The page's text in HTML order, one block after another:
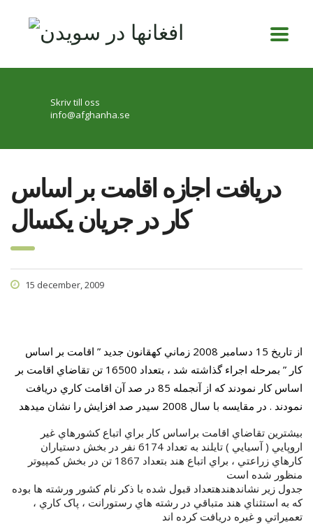
Skriv till oss
info@afghanha.se
دريافت اجازه اقامت بر اساس
کار در جريان يکسال
15 december, 2009
از تاريخ 15 دسامبر 2008 زماني کهقانون جديد ” اقامت بر اساس
کار ” بمرحله اجراء گذاشته شد ، بتعداد 16500 تن تقاضاي اقامت بر
اساس کار نمودند که از آنجمله 85 در صد آن اقامت کاري دريافت
نمودند . در مقايسه با سال 2008 سيدر صد افزايش را نشان ميدهد
بيشترين تقاضاي اقامت براساس کار براي اتباع کشورهاي غير
اروپايي ( آسيايي ) تايلند به تعداد 6174 نفر در بخش دستياران
کارهاي زراعتي ، براي اتباع هند بتعداد 1867 تن در بخش کمپيوتر
منظور شده است
جدول زير نشاندهندهتعداد قبول شده با ذکر نام کشور ورشته ها بوده
که به استثناي هند متباقي در رشته هاي رستورانت ، پاک کاري ،
تعميراتي و غيره دريافت کرده اند